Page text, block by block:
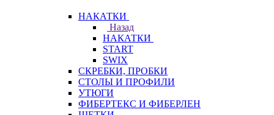
НАКАТКИ
Назад
НАКАТКИ
START
SWIX
СКРЕБКИ, ПРОБКИ
СТОЛЫ И ПРОФИЛИ
УТЮГИ
ФИБЕРТЕКС И ФИБЕРЛЕН